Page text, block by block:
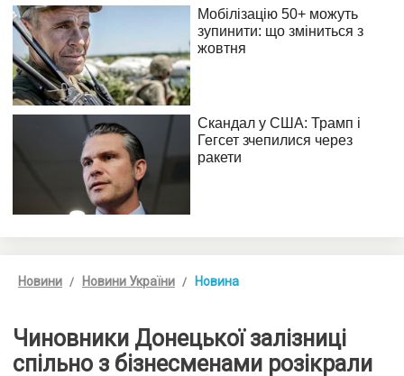
Новини Новини України Новина
Чиновники Донецької залізниці
спільно з бізнесменами розікрали